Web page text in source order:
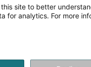
site to better
for analytics. For more